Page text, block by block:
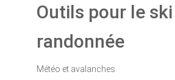
Outils pour le
randonnée
Météo et avalanches